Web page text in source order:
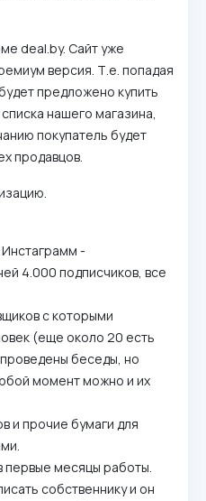
deal.by. Сайт уже
версия. Т.е. попадая
предложено купить
нашего магазина,
покупатель будет
продавцов.
Инстаграмм -
4.000 подписчиков, все
с которыми
(еще около 20 есть
беседы, но
момент можно и их
и прочие бумаги для
месяцы работы.
собственнику и он